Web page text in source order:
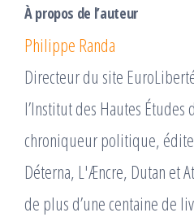
À propos de l’auteur
Philippe Randa
Directeur du site
l’Institut des Hautes
chroniqueur politique,
Déterna, L'Æncre, Dutan et
de plus d’une centaine de